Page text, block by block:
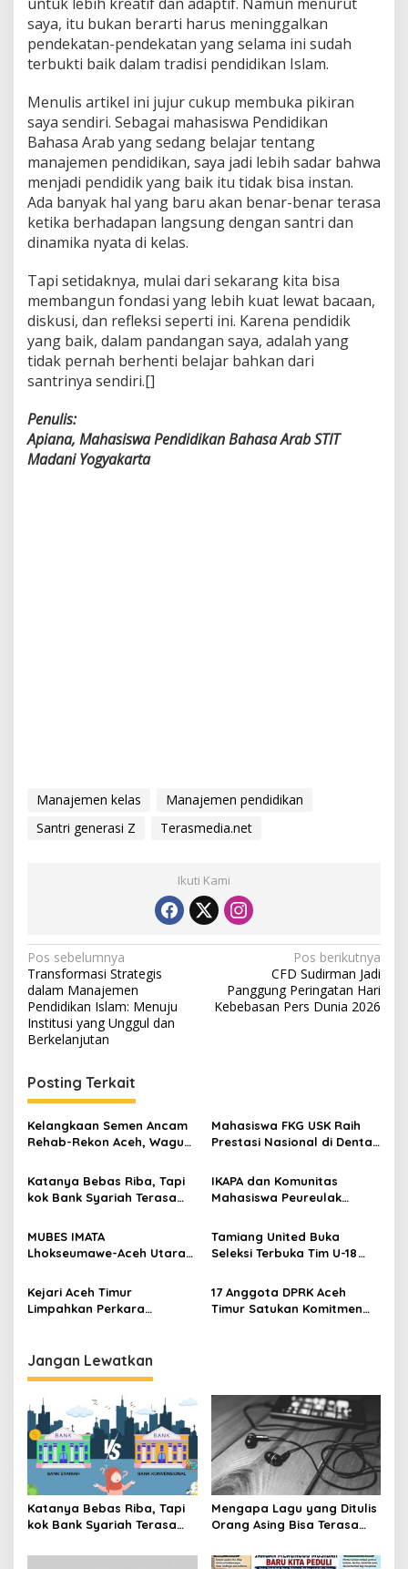
saya, itu bukan berarti harus meninggalkan
pendekatan-pendekatan yang selama ini sudah
terbukti baik dalam tradisi pendidikan Islam.
Menulis artikel ini jujur cukup membuka pikiran
saya sendiri. Sebagai mahasiswa Pendidikan
Bahasa Arab yang sedang belajar tentang
manajemen pendidikan, saya jadi lebih sadar bahwa
menjadi pendidik yang baik itu tidak bisa instan.
Ada banyak hal yang baru akan benar-benar terasa
ketika berhadapan langsung dengan santri dan
dinamika nyata di kelas.
Tapi setidaknya, mulai dari sekarang kita bisa
membangun fondasi yang lebih kuat lewat bacaan,
diskusi, dan refleksi seperti ini. Karena pendidik
yang baik, dalam pandangan saya, adalah yang
tidak pernah berhenti belajar bahkan dari
santrinya sendiri.[]
Penulis:
Apiana, Mahasiswa Pendidikan Bahasa Arab STIT
Madani Yogyakarta
Manajemen kelas
Manajemen pendidikan
Santri generasi Z
Terasmedia.net
Ikuti Kami
N
a
v
i
a
s
i
o
Pos sebelumnya
Transformasi Strategis
dalam Manajemen
Pendidikan Islam: Menuju
Institusi yang Unggul dan
Berkelanjutan
Pos berikutnya
CFD Sudirman Jadi
Panggung Peringatan Hari
Kebebasan Pers Dunia 2026
Posting Terkait
Kelangkaan Semen Ancam
Rehab-Rekon Aceh, Wagub
Mahasiswa FKG USK Raih
Prestasi Nasional di Dental
Katanya Bebas Riba, Tapi
kok Bank Syariah Terasa
IKAPA dan Komunitas
Mahasiswa Peureulak
Peureulak Raya
MUBES IMATA
Lhokseumawe-Aceh Utara
Terpilih Pimpin Periode
2026–2027
Tamiang United Buka
Seleksi Terbuka Tim U-18
Aceh 2026
Kejari Aceh Timur
Limpahkan Perkara
17 Anggota DPRK Aceh
Timur Satukan Komitmen
Jangan Lewatkan
Katanya Bebas Riba, Tapi
kok Bank Syariah Terasa
Mengapa Lagu yang Ditulis
Orang Asing Bisa Terasa